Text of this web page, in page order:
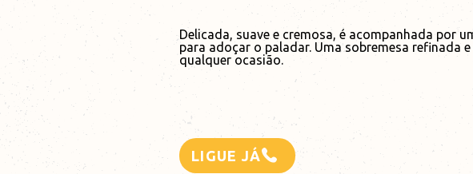
Delicada, suave e cremosa, é acompanhada por
para adoçar o paladar. Uma sobremesa refinada
qualquer ocasião.
LIGUE JÁ